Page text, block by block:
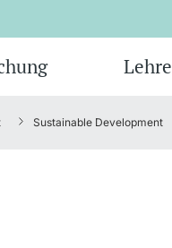
Dozierende
Lehre
Sustainable Development